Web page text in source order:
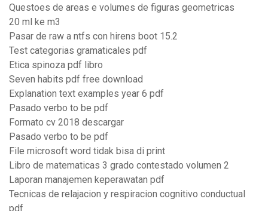
Questoes de areas e volumes de figuras geometricas
20 ml ke m3
Pasar de raw a ntfs con hirens boot 15.2
Test categorias gramaticales pdf
Etica spinoza pdf libro
Seven habits pdf free download
Explanation text examples year 6 pdf
Pasado verbo to be pdf
Formato cv 2018 descargar
Pasado verbo to be pdf
File microsoft word tidak bisa di print
Libro de matematicas 3 grado contestado volumen 2
Laporan manajemen keperawatan pdf
Tecnicas de relajacion y respiracion cognitivo conductual
pdf